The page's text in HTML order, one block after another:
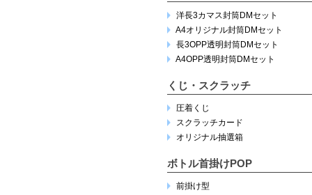
洋長3カマス封筒DMセット
A4オリジナル封筒DMセット
長3OPP透明封筒DMセット
A4OPP透明封筒DMセット
くじ・スクラッチ
圧着くじ
スクラッチカード
オリジナル抽選箱
ボトル首掛けPOP
前掛け型